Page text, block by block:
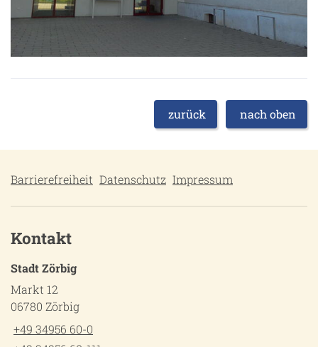
zurück nach oben
Barrierefreiheit Datenschutz Impressum
Kontakt
Stadt Zörbig
Markt 12
06780 Zörbig
+49 34956 60-0